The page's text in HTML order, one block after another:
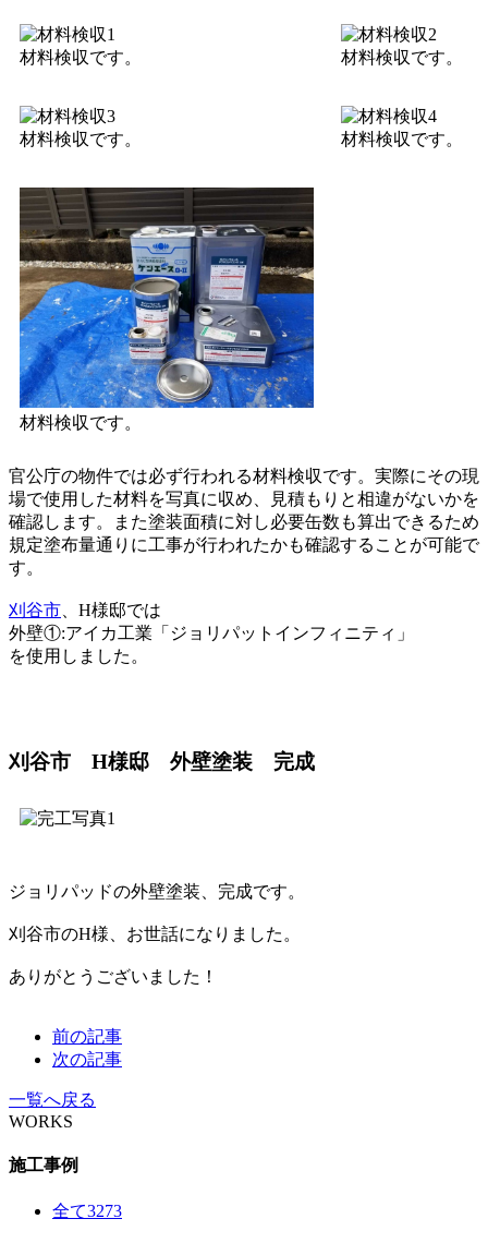
材料検収です。 材料検収です。
材料検収です。 材料検収です。
材料検収です。
官公庁の物件では必ず行われる材料検収です。実際にその現
場で使用した材料を写真に収め、見積もりと相違がないかを
確認します。また塗装面積に対し必要缶数も算出できるため
規定塗布量通りに工事が行われたかも確認することが可能で
す。
刈谷市 、H様邸では
外壁①:アイカ工業「ジョリパットインフィニティ」
を使用しました。
刈谷市 H様邸 外壁塗装 完成
ジョリパッドの外壁塗装、完成です。
刈谷市のH様、お世話になりました。
ありがとうございました！
前の記事
次の記事
一覧へ戻る
WORKS
施工事例
全て3273